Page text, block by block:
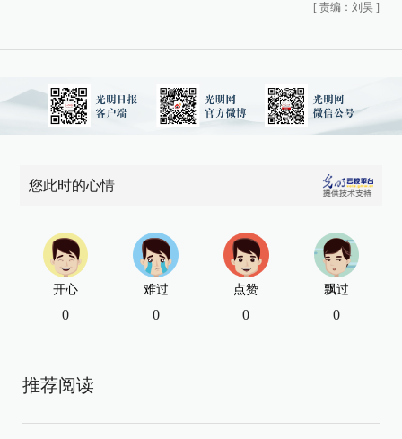
[ 责编：刘昊 ]
您此时的心情
开心
0
难过
0
点赞
0
飘过
0
推荐阅读